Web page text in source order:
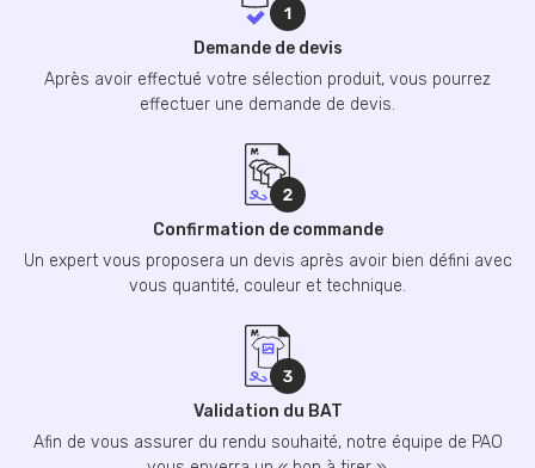
Demande de devis
Après avoir effectué votre sélection produit, vous pourrez
effectuer une demande de devis.
Confirmation de commande
Un expert vous proposera un devis après avoir bien défini avec
vous quantité, couleur et technique.
Validation du BAT
Afin de vous assurer du rendu souhaité, notre équipe de PAO